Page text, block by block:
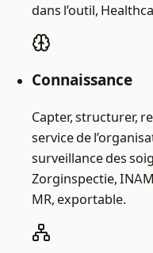
dans l’outil,
Connaissance
Capter, structurer,
service de
surveillance des
Zorginspectie,
MR, exportable.